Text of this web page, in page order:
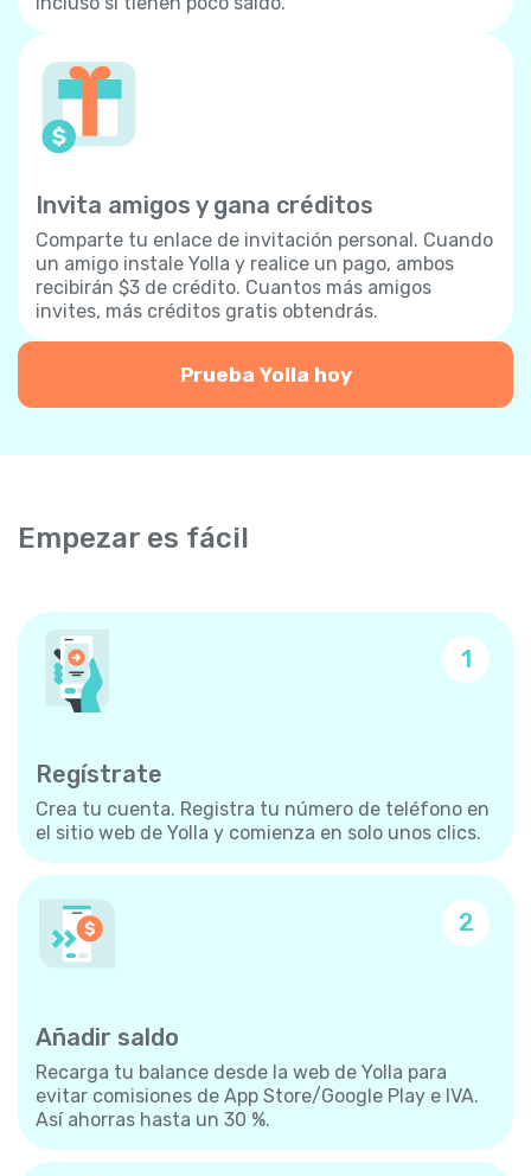
Invita amigos y gana créditos
Comparte tu enlace de invitación personal. Cuando
un amigo instale Yolla y realice un pago, ambos
recibirán $3 de crédito. Cuantos más amigos
invites, más créditos gratis obtendrás.
Prueba Yolla hoy
Empezar es fácil
1
Regístrate
Crea tu cuenta. Registra tu número de teléfono en
el sitio web de Yolla y comienza en solo unos clics.
2
Añadir saldo
Recarga tu balance desde la web de Yolla para
evitar comisiones de App Store/Google Play e IVA.
Así ahorras hasta un 30 %.